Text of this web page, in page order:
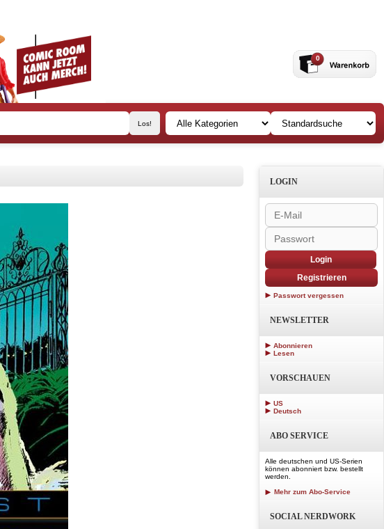
0
LOGIN
Login
Registrieren
Passwort vergessen
NEWSLETTER
Abonnieren
Lesen
VORSCHAUEN
US
Deutsch
ABO SERVICE
Alle deutschen und US-Serien
können abonniert bzw. bestellt
werden.
Mehr zum Abo-Service
SOCIAL NERDWORK